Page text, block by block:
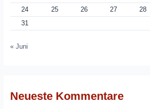
24
25 26 27 28
31
« Juni
Neueste Kommentare